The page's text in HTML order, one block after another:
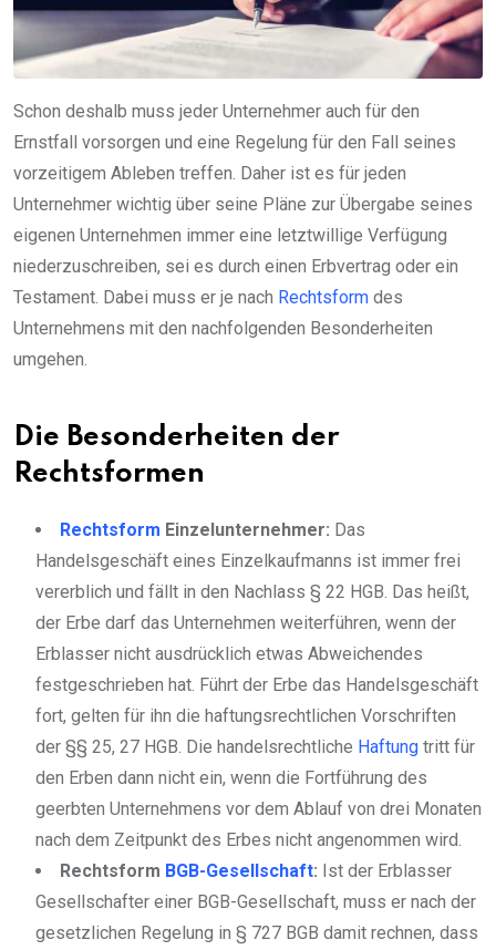
Schon deshalb muss jeder Unternehmer auch für den
Ernstfall vorsorgen und eine Regelung für den Fall seines
vorzeitigem Ableben treffen. Daher ist es für jeden
Unternehmer wichtig über seine Pläne zur Übergabe seines
eigenen Unternehmen immer eine letztwillige Verfügung
niederzuschreiben, sei es durch einen Erbvertrag oder ein
Testament. Dabei muss er je nach Rechtsform des
Unternehmens mit den nachfolgenden Besonderheiten
umgehen.
Die Besonderheiten der
Rechtsformen
Rechtsform Einzelunternehmer: Das
Handelsgeschäft eines Einzelkaufmanns ist immer frei
vererblich und fällt in den Nachlass § 22 HGB. Das heißt,
der Erbe darf das Unternehmen weiterführen, wenn der
Erblasser nicht ausdrücklich etwas Abweichendes
festgeschrieben hat. Führt der Erbe das Handelsgeschäft
fort, gelten für ihn die haftungsrechtlichen Vorschriften
der §§ 25, 27 HGB. Die handelsrechtliche Haftung tritt für
den Erben dann nicht ein, wenn die Fortführung des
geerbten Unternehmens vor dem Ablauf von drei Monaten
nach dem Zeitpunkt des Erbes nicht angenommen wird.
Rechtsform BGB-Gesellschaft: Ist der Erblasser
Gesellschafter einer BGB-Gesellschaft, muss er nach der
gesetzlichen Regelung in § 727 BGB damit rechnen, dass